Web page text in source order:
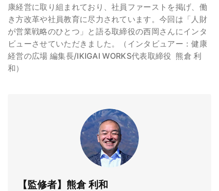
康経営に取り組まれており、社員ファーストを掲げ、働
き方改革や社員教育に尽力されています。今回は「人財
が営業戦略のひとつ」と語る取締役の西岡さんにインタ
ビューさせていただきました。（インタビュアー：健康
経営の広場 編集長/IKIGAI WORKS代表取締役 熊倉 利
和）
【監修者】熊倉 利和